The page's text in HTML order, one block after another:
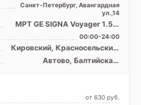
Санкт-Петербург, Авангардная
ул.,14
МРТ GE SIGNA Voyager 1.5 Т
закрытого типа, КТ Siemens
Somatom Difiniti ...
00:00-24:00
Кировский, Красносельский,
Московский,
Петродворцовый, Лен.
Автово, Балтийская,
от 630 pуб.